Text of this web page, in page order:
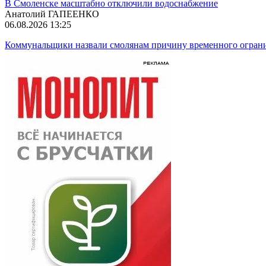
В Смоленске масштабно отключили водоснабжение
Анатолий ГАПЕЕНКО
06.08.2026 13:25
Коммунальщики назвали смолянам причину временного